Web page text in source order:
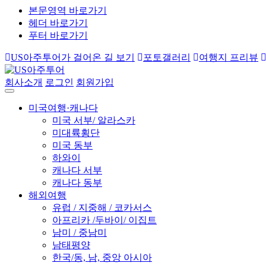
본문영역 바로가기
헤더 바로가기
푸터 바로가기
US아주투어가 걸어온 길 보기 포토갤러리 여행지 프리뷰
회사소개 로그인 회원가입
미국여행·캐나다
미국 서부/ 알라스카
미대륙횡단
미국 동부
하와이
캐나다 서부
캐나다 동부
해외여행
유럽 / 지중해 / 코카서스
아프리카 /두바이/ 이집트
남미 / 중남미
남태평양
한국/동, 남, 중앙 아시아